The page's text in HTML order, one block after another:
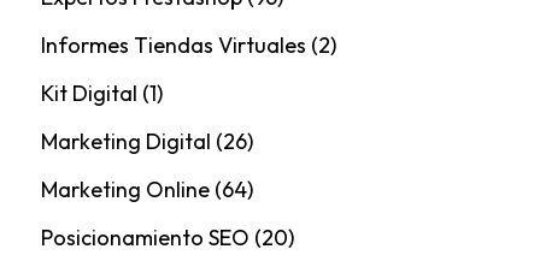
Informes Tiendas Virtuales (2)
Kit Digital (1)
Marketing Digital (26)
Marketing Online(64)
Posicionamiento SEO (20)